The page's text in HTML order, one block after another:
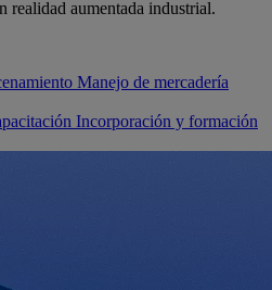
realidad aumentada industrial.
Manejo de mercadería
Incorporación y formación